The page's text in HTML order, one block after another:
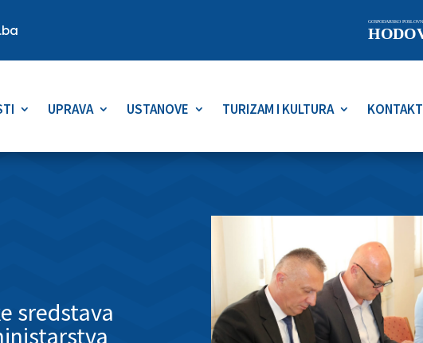
UPRAVA USTANOVE TURIZAM I KULTURA KONTAKT
sredstava